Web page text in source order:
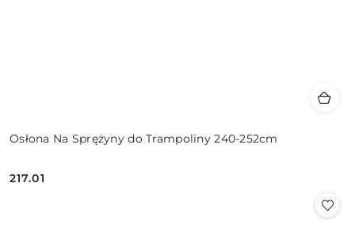
Osłona Na Sprężyny do Trampoliny 240-252cm
Cena:
217.01